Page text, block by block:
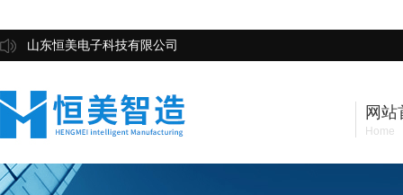
山东恒美电子科技有限公司
网站
Home